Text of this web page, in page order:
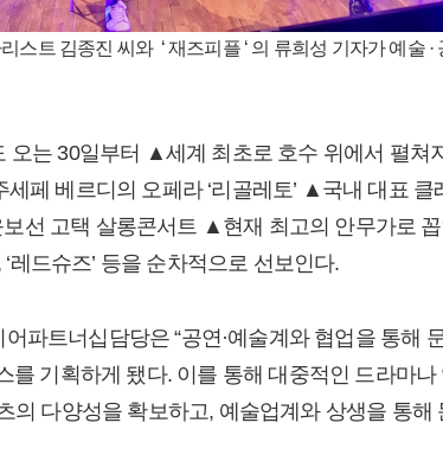
리스트 김종진 씨와 ‘ 재즈피플 ‘ 의 류희성 기자가 예술
오는 30일부터 ▲세계 최초로 호수 위에서 펼쳐
세페 베르디의 오페라 ‘리골레토’ ▲국내 대표
선 고택 살롱콘서트 ▲현재 최고의 안무가로 꼽
‘레드슈즈’ 등을 순차적으로 선보인다.
파트너십담당은 “공연·예술계와 협업을 통해
를 기획하게 됐다. 이를 통해 대중적인 드라마
의 다양성을 확보하고, 예술업계와 상생을 통해